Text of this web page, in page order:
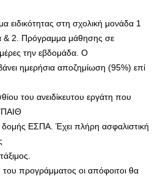
ειδικότητας στη σχολική μονάδα 1
& 2. Πρόγραμμα μάθησης σε
την εβδομάδα. Ο
ημερήσια αποζημίωση (95%) επί
του ανειδίκευτου εργάτη που
δομής ΕΣΠΑ. Έχει πλήρη ασφαλιστική
προγράμματος οι απόφοιτοι θα